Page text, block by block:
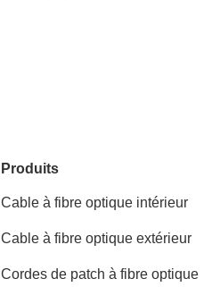
Produits
Cable à fibre optique intérieur
Cable à fibre optique extérieur
Cordes de patch à fibre optique